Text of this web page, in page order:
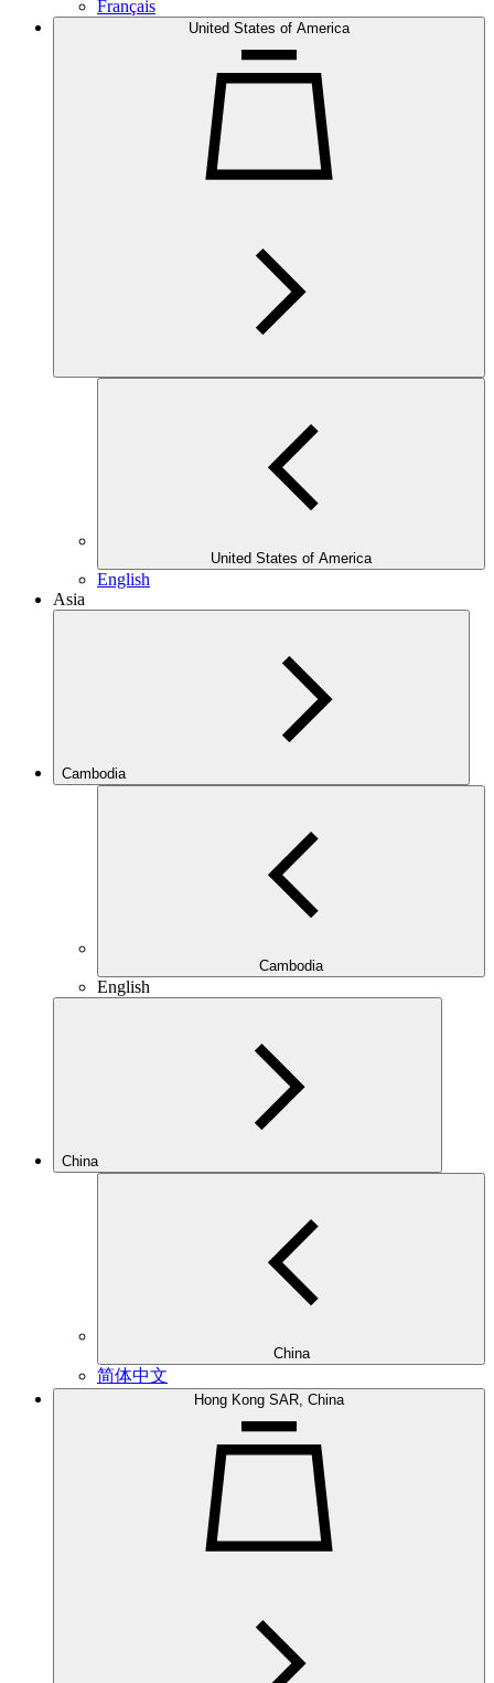
Français
United States of America
United States of America
English
Asia
Cambodia
Cambodia
English
China
China
简体中文
Hong Kong SAR, China